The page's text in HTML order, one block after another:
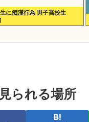
に痴漢行為 男子高校生
られる場所